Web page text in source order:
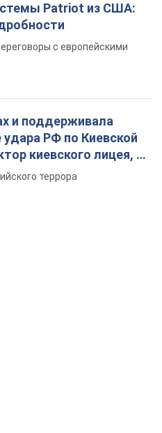
Patriot из США:
с европейскими
и поддерживала
удара РФ по Киевской
киевского лицея, её
террора